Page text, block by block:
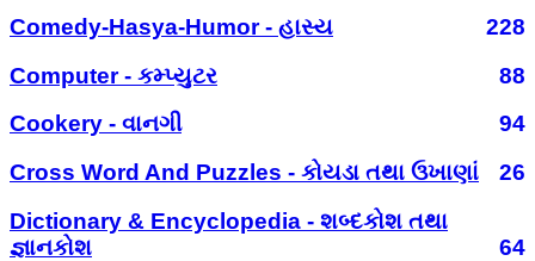
Comedy-Hasya-Humor - હાસ્ય
228
Computer - કમ્પ્યુટર
88
Cookery - વાનગી
94
Cross Word And Puzzles - કોયડા તથા ઉખાણાં
26
Dictionary & Encyclopedia - શબ્દકોશ તથા
જ્ઞાનકોશ
64